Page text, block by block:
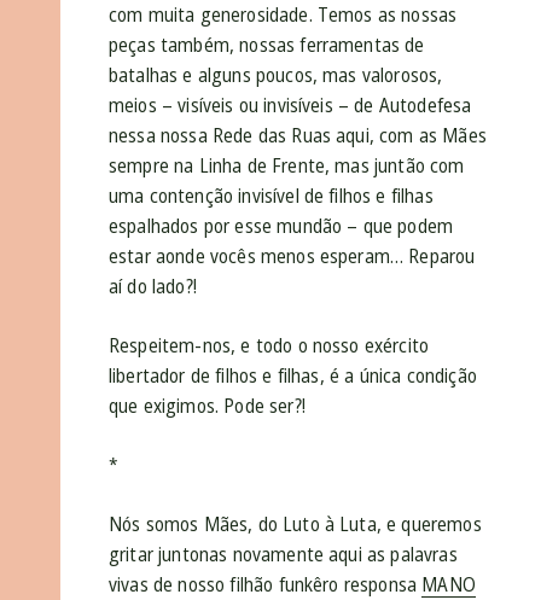
com muita generosidade. Temos as nossas
peças também, nossas ferramentas de
batalhas e alguns poucos, mas valorosos,
meios – visíveis ou invisíveis – de Autodefesa
nessa nossa Rede das Ruas aqui, com as Mães
sempre na Linha de Frente, mas juntão com
uma contenção invisível de filhos e filhas
espalhados por esse mundão – que podem
estar aonde vocês menos esperam… Reparou
aí do lado?!
Respeitem-nos, e todo o nosso exército
libertador de filhos e filhas, é a única condição
que exigimos. Pode ser?!
*
Nós somos Mães, do Luto à Luta, e queremos
gritar juntonas novamente aqui as palavras
vivas de nosso filhão funkêro responsa MANO